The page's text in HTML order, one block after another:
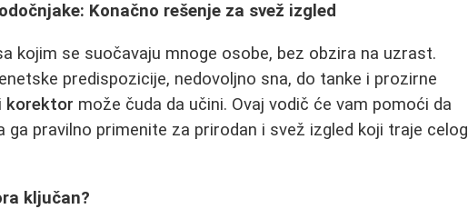
Konačno rešenje za svež izgled
kojim se suočavaju mnoge osobe, bez obzira na uzrast.
predispozicije, nedovoljno sna, do tanke i prozirne
korektor može čuda da učini. Ovaj vodič će vam pomoći da
ga pravilno primenite za prirodan i svež izgled koji traje celog
ključan?